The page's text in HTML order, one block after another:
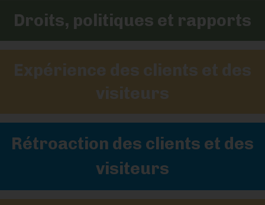
Droits, politiques et rapports
Expérience des clients et des
visiteurs
Rétroaction des clients et des
visiteurs